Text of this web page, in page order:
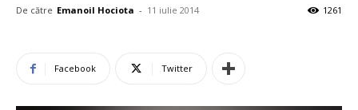
De către Emanoil Hociota - 11 iulie 2014 1261
Facebook Twitter